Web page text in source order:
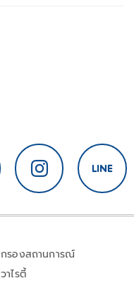
กรองสถานการณ์
วาไรตี้